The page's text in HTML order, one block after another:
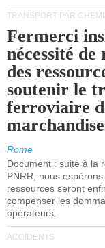
TRANSPORT PAR
Fermerci
nécessité
des
soutenir le
ferroviaire
Rome
Document : suite à la
PNRR, nous
ressources seront
compenser les
opérateurs.
ACCIDENTS